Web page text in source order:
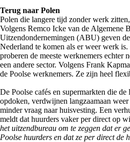
Terug naar Polen
Polen die langere tijd zonder werk
Volgens Remco Icke van de Algemene
Uitzendondernemingen (ABU) geven
Nederland te komen als er weer werk
proberen de meeste werknemers echter
een andere sector. Volgens Frank
de Poolse werknemers. Ze zijn heel
De Poolse cafés en supermarkten die de
opdoken, verdwijnen langzaamaan
minder vraag naar huisvesting. Een
meldt dat huurders vaker per direct op
het uitzendbureau om te zeggen dat er
Poolse huurders en dat ze per direct de